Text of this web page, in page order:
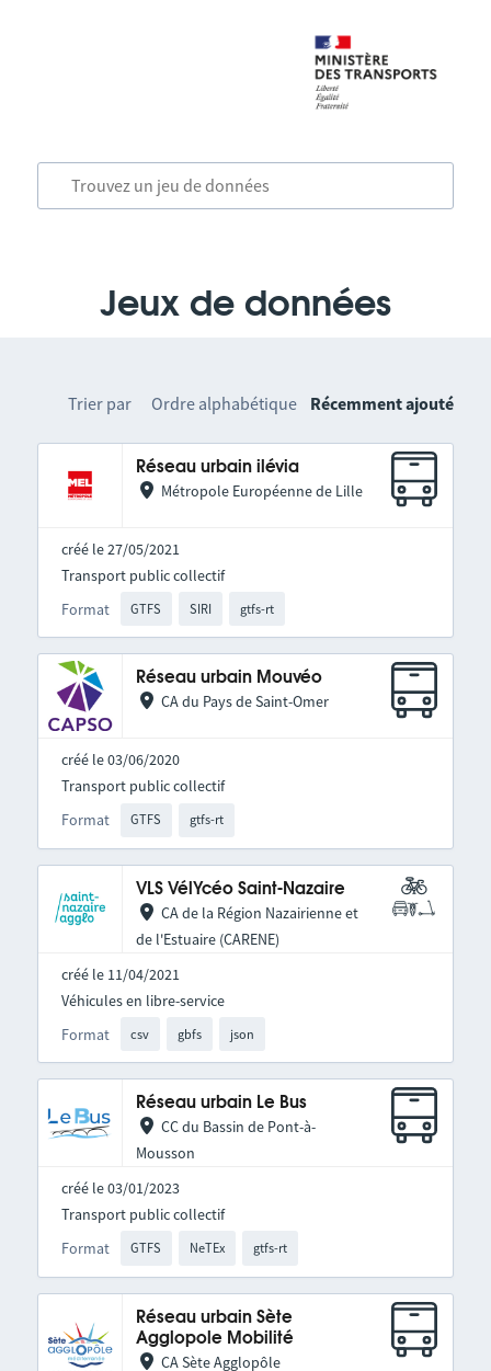
Jeux de données
Trier par Ordre alphabétique Récemment ajouté
Réseau urbain ilévia
Métropole Européenne de Lille
créé le 27/05/2021
Format GTFS SIRI gtfs-rt
Transport public collectif
Réseau urbain Mouvéo
CA du Pays de Saint-Omer
créé le 03/06/2020
Format GTFS gtfs-rt
Transport public collectif
VLS VélYcéo Saint-Nazaire
CA de la Région Nazairienne et
de l'Estuaire (CARENE)
créé le 11/04/2021
Format csv gbfs json
Véhicules en libre-service
Réseau urbain Le Bus
CC du Bassin de Pont-à-
Mousson
créé le 03/01/2023
Format GTFS NeTEx gtfs-rt
Transport public collectif
Réseau urbain Sète
Agglopole Mobilité
CA Sète Agglopôle